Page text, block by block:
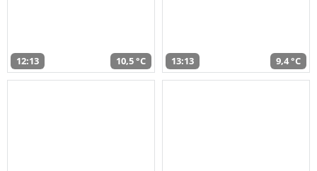
12:13 10,5 °C 13:13 9,4 °C